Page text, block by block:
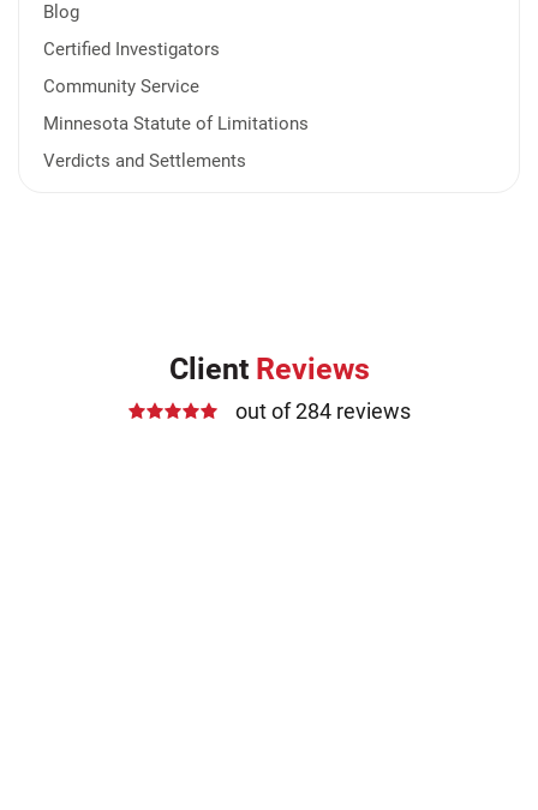
Blog
Certified Investigators
Community Service
Minnesota Statute of Limitations
Verdicts and Settlements
Client Reviews
out of 284 reviews